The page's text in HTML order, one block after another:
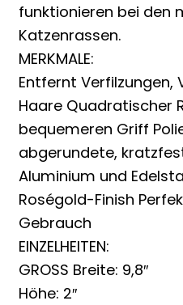
funktionieren bei den
Katzenrassen.
MERKMALE:
Entfernt Verfilzungen,
Haare Quadratischer
bequemeren Griff
abgerundete,
Aluminium und
Roségold-Finish
Gebrauch
EINZELHEITEN:
GROSS Breite: 9,8″
Höhe: 2″